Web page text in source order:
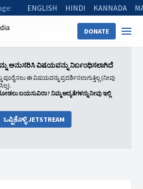
ENGLISH HINDI KANNADA
DONATE
ಅನುಸರಿಸಿ ವಿಷಯವನ್ನು ನಿರ್ಬಂಧಿಸಲಾಗಿದೆ
ಈ ವಿಷಯವನ್ನು ಪ್ರದರ್ಶಿಸಲಾಗುತ್ತಿಲ್ಲ (ನೀವು
ಬಯಸುವಿರಾ? ನಿಮ್ಮ ಆದ್ಯತೆಗಳನ್ನು ನೀವು ಇಲ್ಲಿ
ಒಪ್ಪಿಕೊಳ್ಳಿ JETSTREAM